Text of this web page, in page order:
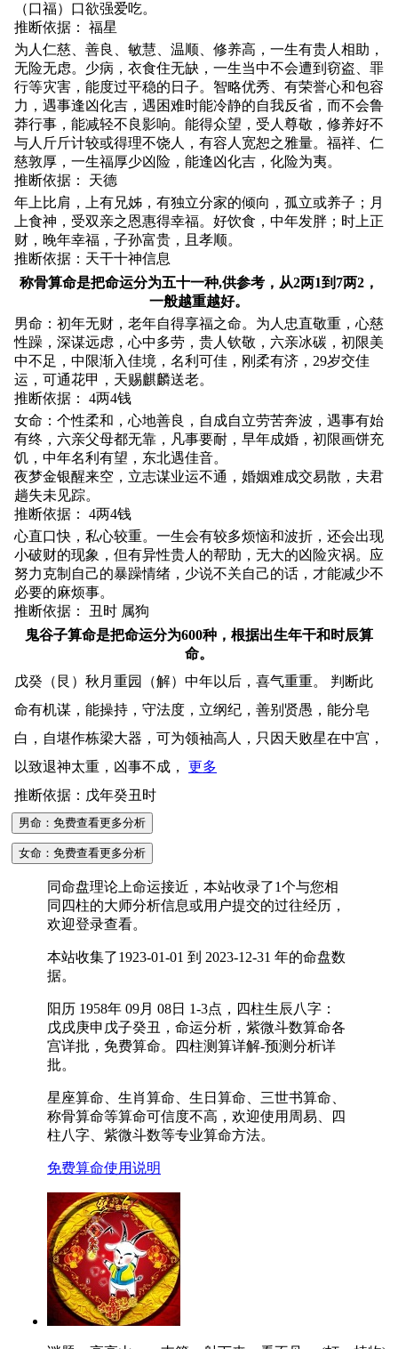
（口福）口欲强爱吃。
推断依据： 福星
为人仁慈、善良、敏慧、温顺、修养高，一生有贵人相助，
无险无虑。少病，衣食住无缺，一生当中不会遭到窃盗、罪
行等灾害，能度过平稳的日子。智略优秀、有荣誉心和包容
力，遇事逢凶化吉，遇困难时能冷静的自我反省，而不会鲁
莽行事，能减轻不良影响。能得众望，受人尊敬，修养好不
与人斤斤计较或得理不饶人，有容人宽恕之雅量。福祥、仁
慈敦厚，一生福厚少凶险，能逢凶化吉，化险为夷。
推断依据： 天德
年上比肩，上有兄姊，有独立分家的倾向，孤立或养子；月
上食神，受双亲之恩惠得幸福。好饮食，中年发胖；时上正
财，晚年幸福，子孙富贵，且孝顺。
推断依据：天干十神信息
称骨算命是把命运分为五十一种,供参考，从2两1到7两2，
一般越重越好。
男命：初年无财，老年自得享福之命。为人忠直敬重，心慈
性躁，深谋远虑，心中多劳，贵人钦敬，六亲冰碳，初限美
中不足，中限渐入佳境，名利可佳，刚柔有济，29岁交佳
运，可通花甲，天赐麒麟送老。
推断依据： 4两4钱
女命：个性柔和，心地善良，自成自立劳苦奔波，遇事有始
有终，六亲父母都无靠，凡事要耐，早年成婚，初限画饼充
饥，中年名利有望，东北遇佳音。
夜梦金银醒来空，立志谋业运不通，婚姻难成交易散，夫君
趟失未见踪。
推断依据： 4两4钱
心直口快，私心较重。一生会有较多烦恼和波折，还会出现
小破财的现象，但有异性贵人的帮助，无大的凶险灾祸。应
努力克制自己的暴躁情绪，少说不关自己的话，才能减少不
必要的麻烦事。
推断依据： 丑时 属狗
鬼谷子算命是把命运分为600种，根据出生年干和时辰算
命。
戊癸（艮）秋月重园（解）中年以后，喜气重重。 判断此
命有机谋，能操持，守法度，立纲纪，善别贤愚，能分皂
白，自堪作栋梁大器，可为领袖高人，只因天败星在中宫，
以致退神太重，凶事不成， 更多
推断依据：戊年癸丑时
男命：免费查看更多分析
女命：免费查看更多分析
同命盘理论上命运接近，本站收录了1个与您相
同四柱的大师分析信息或用户提交的过往经历，
欢迎登录查看。
本站收集了1923-01-01 到 2023-12-31 年的命盘数
据。
阳历 1958年 09月 08日 1-3点，四柱生辰八字：
戊戌庚申戊子癸丑，命运分析，紫微斗数算命各
宫详批，免费算命。四柱测算详解-预测分析详
批。
星座算命、生肖算命、生日算命、三世书算命、
称骨算命等算命可信度不高，欢迎使用周易、四
柱八字、紫微斗数等专业算命方法。
免费算命使用说明